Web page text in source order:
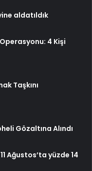
aldatıldık
Operasyonu: 4 Kişi
Taşkını
Gözaltına Alındı
Ağustos’ta yüzde 14